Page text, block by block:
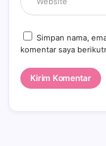
Simpan nama,
komentar saya